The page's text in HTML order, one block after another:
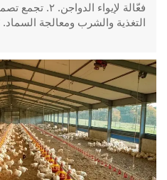
فعّالة لإيواء
الاستقبال/واتساب: +8618830120193